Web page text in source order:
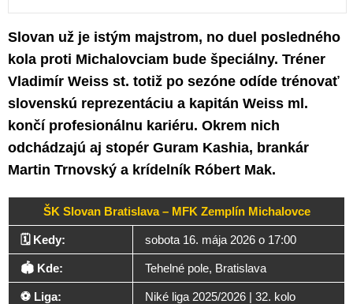
Slovan už je istým majstrom, no duel posledného
kola proti Michalovciam bude špeciálny. Tréner
Vladimír Weiss st. totiž po sezóne odíde trénovať
slovenskú reprezentáciu a kapitán Weiss ml.
končí profesionálnu kariéru. Okrem nich
odchádzajú aj stopér Guram Kashia, brankár
Martin Trnovský a krídelník Róbert Mak.
ŠK Slovan Bratislava – MFK Zemplín Michalovce
🗓️ Kedy: sobota 16. mája 2026 o 17:00
🏟️ Kde: Tehelné pole, Bratislava
⚽ Liga: Niké liga 2025/2026 | 32. kolo